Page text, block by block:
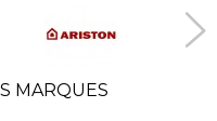
MARQUES